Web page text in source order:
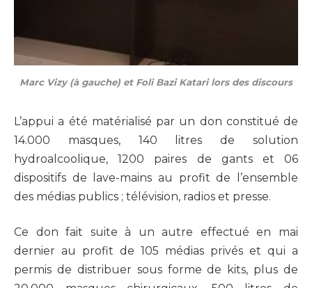
Marc Vizy (à gauche) et Foli Bazi Katari lors des discours
L’appui a été matérialisé par un don constitué de
14.000 masques, 140 litres de solution
hydroalcoolique, 1200 paires de gants et 06
dispositifs de lave-mains au profit de l’ensemble
des médias publics ; télévision, radios et presse.
Ce don fait suite à un autre effectué en mai
dernier au profit de 105 médias privés et qui a
permis de distribuer sous forme de kits, plus de